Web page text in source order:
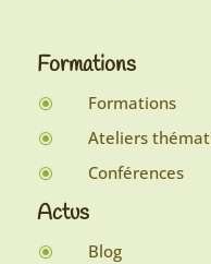
Formations
\ Formations
\ Ateliers
\ Conférences
Actus
\ Blog